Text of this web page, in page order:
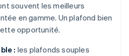
souvent les meilleurs
en gamme. Un plafond bien
opportunité.
: les plafonds souples